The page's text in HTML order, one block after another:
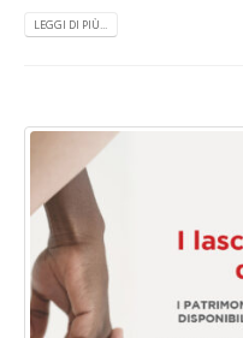
LEGGI DI PIÙ...